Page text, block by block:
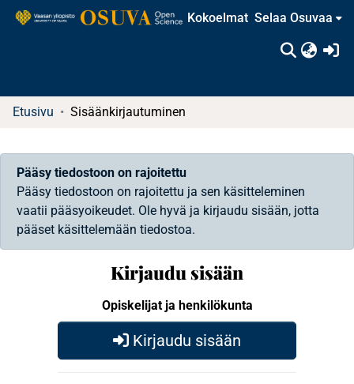
Kokoelmat Selaa Osuvaa
Etusivu Sisäänkirjautuminen
Pääsy tiedostoon on rajoitettu
Pääsy tiedostoon on rajoitettu ja sen käsitteleminen
vaatii pääsyoikeudet. Ole hyvä ja kirjaudu sisään, jotta
pääset käsittelemään tiedostoa.
Kirjaudu sisään
Opiskelijat ja henkilökunta
Kirjaudu sisään